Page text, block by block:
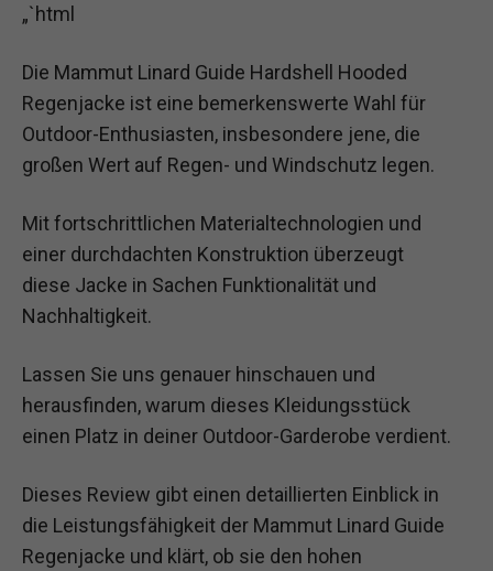
„`html
Die Mammut Linard Guide Hardshell Hooded
Regenjacke ist eine bemerkenswerte Wahl für
Outdoor-Enthusiasten, insbesondere jene, die
großen Wert auf Regen- und Windschutz legen.
Mit fortschrittlichen Materialtechnologien und
einer durchdachten Konstruktion überzeugt
diese Jacke in Sachen Funktionalität und
Nachhaltigkeit.
Lassen Sie uns genauer hinschauen und
herausfinden, warum dieses Kleidungsstück
einen Platz in deiner Outdoor-Garderobe verdient.
Dieses Review gibt einen detaillierten Einblick in
die Leistungsfähigkeit der Mammut Linard Guide
Regenjacke und klärt, ob sie den hohen